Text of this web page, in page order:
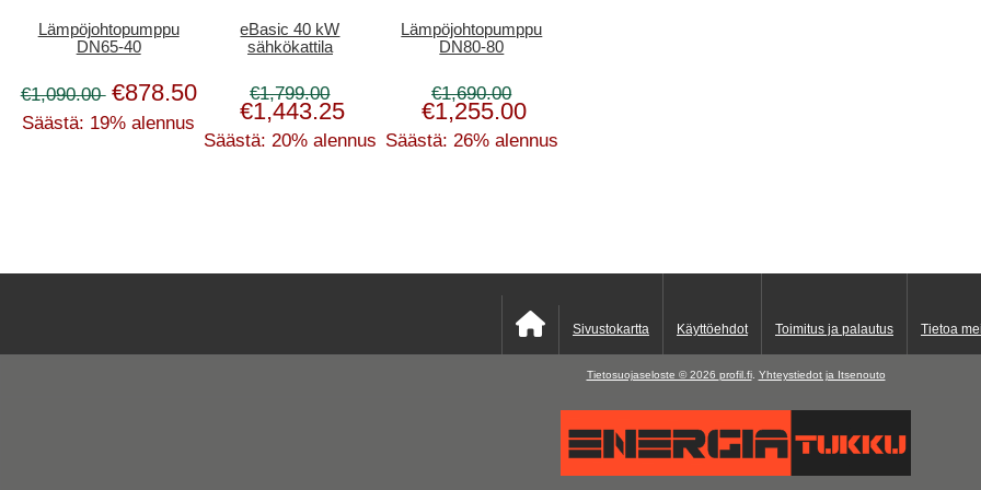
Lämpöjohtopumppu
DN65-40
€1,090.00 €878.50
Säästä: 19% alennus
eBasic 40 kW
sähkökattila
€1,799.00
€1,443.25
Säästä: 20% alennus
Lämpöjohtopumppu
DN80-80
€1,690.00
€1,255.00
Säästä: 26% alennus
Sivustokartta Käyttöehdot Toimitus ja palautus Tietoa
Tietosuojaseloste © 2026 profil.fi. Yhteystiedot ja Itsenouto